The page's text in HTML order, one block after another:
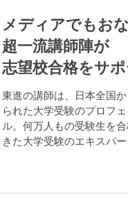
メディアでもお
超一流講師陣が
志望校合格をサポ
東進の講師は、日本全国
られた大学受験のプロフ
ル。何万人もの受験生を
きた大学受験のエキスパー